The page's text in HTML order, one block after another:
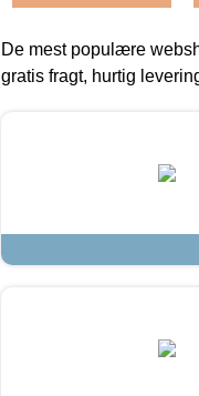
De mest populære
gratis fragt, hurtig